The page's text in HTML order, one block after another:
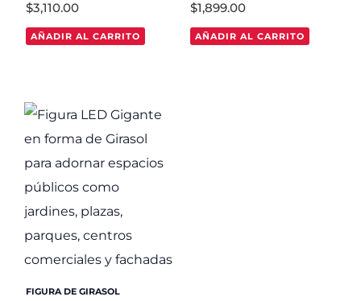
$3,110.00
AÑADIR AL CARRITO
$1,899.00
AÑADIR AL CARRITO
FIGURA DE GIRASOL